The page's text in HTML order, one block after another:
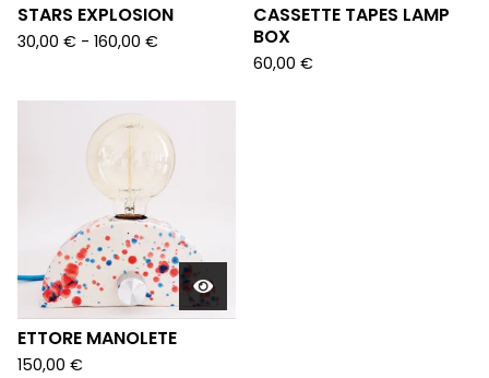
STARS EXPLOSION
30,00 € - 160,00 €
CASSETTE TAPES LAMP
BOX
60,00 €
ETTORE MANOLETE
150,00 €